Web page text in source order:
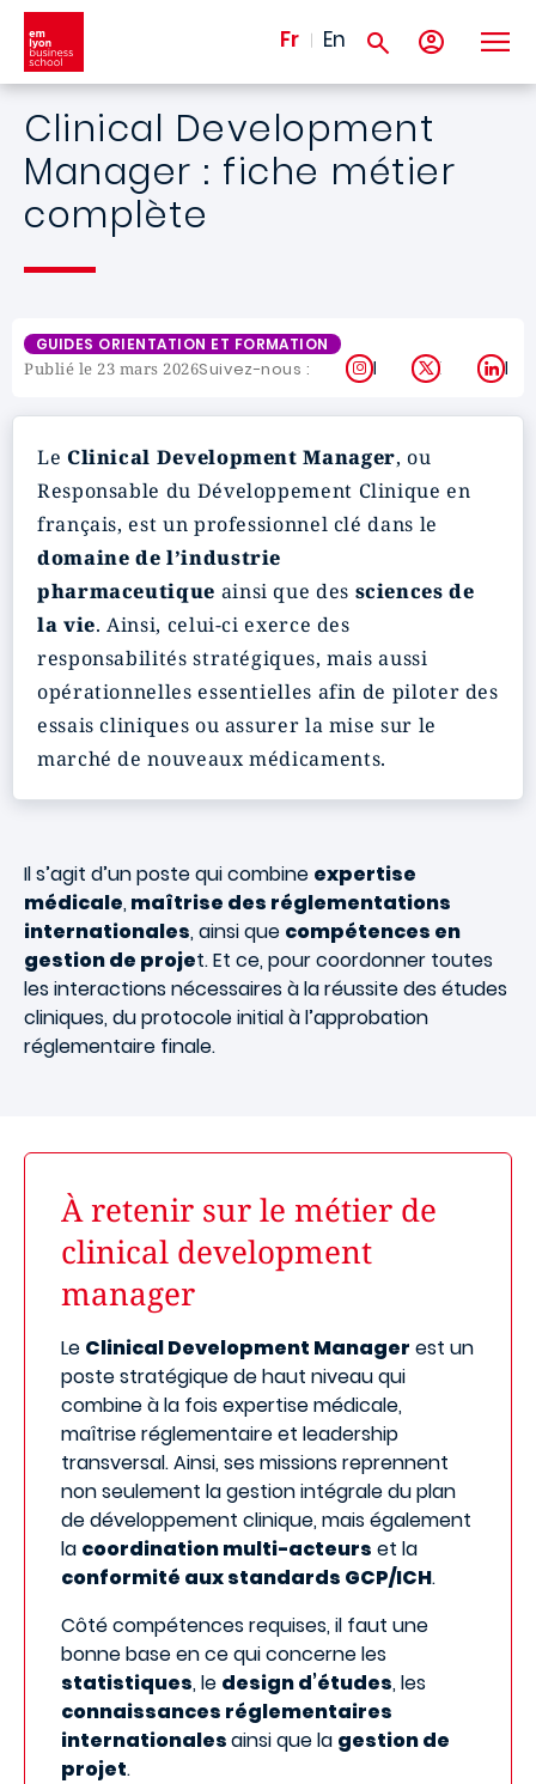
Aller au contenu principal
Fr En
Clinical Development
Manager : fiche métier
complète
GUIDES ORIENTATION ET FORMATION
Publié le 23 mars 2026Suivez-nous : Instagram
X
Le Clinical Development Manager, ou
Responsable du Développement Clinique en
français, est un professionnel clé dans le
domaine de l’industrie
pharmaceutique ainsi que des sciences de
la vie. Ainsi, celui-ci exerce des
responsabilités stratégiques, mais aussi
opérationnelles essentielles afin de piloter des
essais cliniques ou assurer la mise sur le
marché de nouveaux médicaments.
Il s’agit d’un poste qui combine expertise
médicale,maîtrise des réglementations
internationales, ainsi que compétences en
gestion de projet. Et ce, pour coordonner toutes
les interactions nécessaires à la réussite des études
cliniques, du protocole initial à l’approbation
réglementaire finale.
À retenir sur le métier de
clinical development
manager
Le Clinical Development Manager est un
poste stratégique de haut niveau qui
combine à la fois expertise médicale,
maîtrise réglementaire et leadership
transversal. Ainsi, ses missions reprennent
non seulement la gestion intégrale du plan
de développement clinique, mais également
la coordination multi-acteurs et la
conformité aux standards GCP/ICH.
Côté compétences requises, il faut une
bonne base en ce qui concerne les
statistiques, le design d’études, les
connaissances réglementaires
internationalesainsi que la gestion de
projet.